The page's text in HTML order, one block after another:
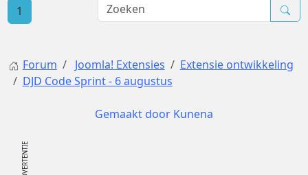
1
Forum Joomla! Extensies
Extensie ontwikkeling
DJD Code Sprint - 6 augustus
Gemaakt door Kunena